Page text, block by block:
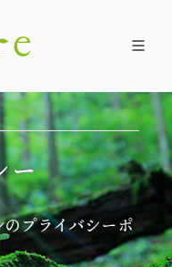
ー
プライバシーポ